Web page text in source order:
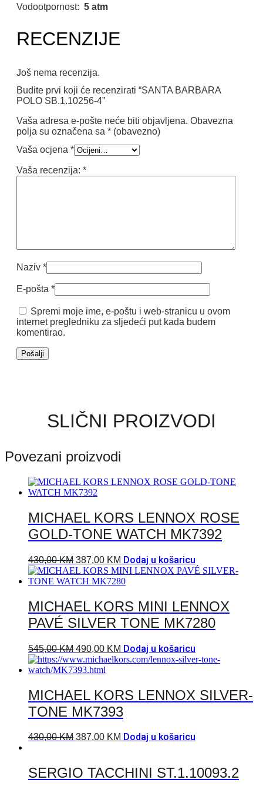
Vodootpornost: 5 atm
RECENZIJE
Još nema recenzija.
Budite prvi koji će recenzirati “SANTA BARBARA
POLO SB.1.10256-4”
Vaša adresa e-pošte neće biti objavljena. Obavezna
polja su označena sa * (obavezno)
Vaša ocjena *
Vaša recenzija: *
Naziv *
E-pošta *
Spremi moje ime, e-poštu i web-stranicu u ovom
internet pregledniku za sljedeći put kada budem
komentirao.
SLIČNI PROIZVODI
Povezani proizvodi
MICHAEL KORS LENNOX ROSE
GOLD-TONE WATCH MK7392
430,00KM 387,00 KM Dodaj u košaricu
MICHAEL KORS MINI LENNOX
PAVÉ SILVER TONE MK7280
545,00KM 490,00 KM Dodaj u košaricu
MICHAEL KORS LENNOX SILVER-
TONE MK7393
430,00KM 387,00 KM Dodaj u košaricu
SERGIO TACCHINI ST.1.10093.2